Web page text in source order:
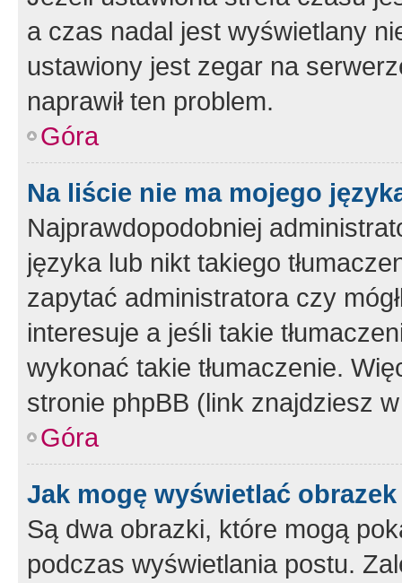
a czas nadal jest wyświetlany
ustawiony jest zegar na
naprawił ten problem.
Góra
Na liście nie ma mojego
Najprawdopodobniej
języka lub nikt takiego
zapytać administratora czy
interesuje a jeśli takie
wykonać takie tłumaczenie.
stronie phpBB (link znajdziesz
Góra
Jak mogę wyświetlać
Są dwa obrazki, które mogą
podczas wyświetlania postu.